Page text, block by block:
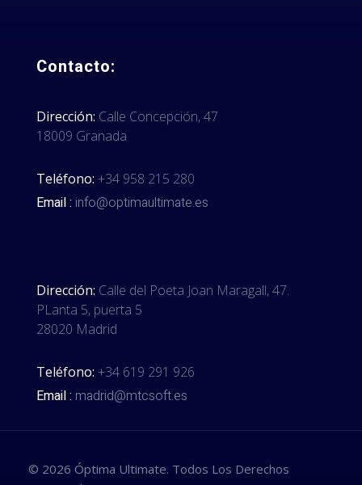
Contacto:
Dirección: Calle Concepción, 47
18009 Granada
Teléfono: +34 958 215 280
Email : info@optimaultimate.es
Dirección: Calle del Poeta Joan Maragall, 47.
PLanta 5, puerta 5
28020 Madrid
Teléfono: +34 619 291 926
Email : madrid@mtcsoft.es
© 2026 Óptima Ultimate. Todos Los Derechos